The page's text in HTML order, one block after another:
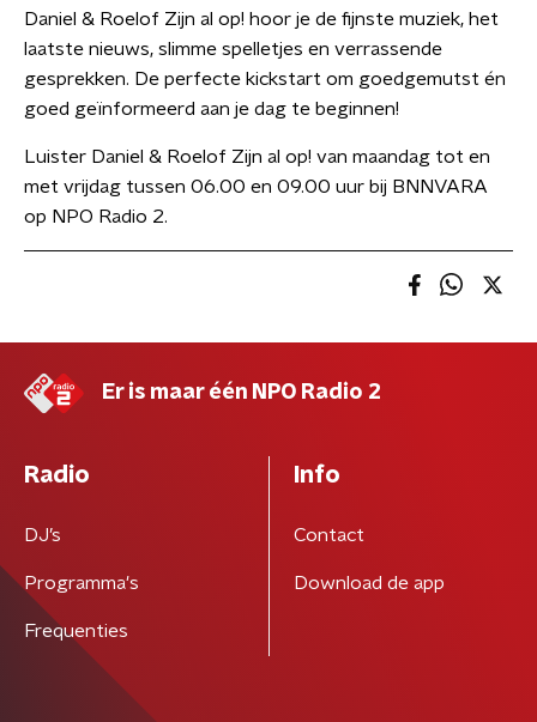
Daniel & Roelof Zijn al op! hoor je de fijnste muziek, het
laatste nieuws, slimme spelletjes en verrassende
gesprekken. De perfecte kickstart om goedgemutst én
goed geïnformeerd aan je dag te beginnen!
Luister Daniel & Roelof Zijn al op! van maandag tot en
met vrijdag tussen 06.00 en 09.00 uur bij BNNVARA
op NPO Radio 2.
Er is maar één NPO Radio 2
Radio
DJ’s
Programma's
Frequenties
Info
Contact
Download de app